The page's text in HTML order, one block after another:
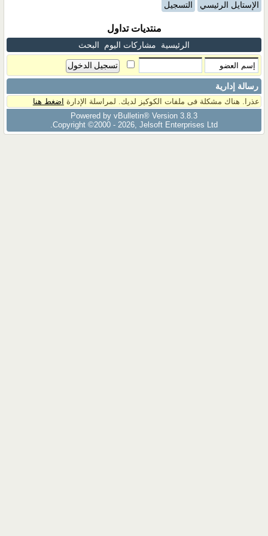
الإستايل الرئيسي التسجيل
منتديات تداول
الرئيسية مشاركات اليوم البحث
رسالة إدارية
عذرا. هناك مشكلة فى ملفات الكوكيز لديك. لمراسلة الإدارة اضغط هنا
Powered by vBulletin® Version 3.8.3
Copyright ©2000 - 2026, Jelsoft Enterprises Ltd.